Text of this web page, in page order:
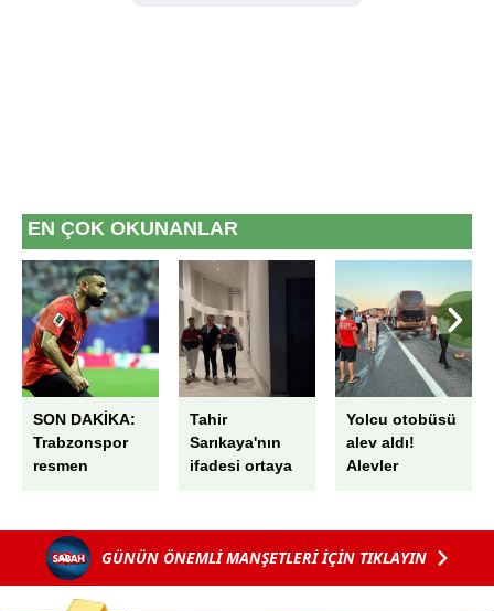
EN ÇOK OKUNANLAR
SON DAKİKA:
Trabzonspor
resmen
Salah transferi
sonrası
Ertuğrul
Doğan'dan ilk
Tahir
Sarıkaya'nın
ifadesi ortaya
trafiğine “PR
ve reklam”
Yolcu otobüsü
alev aldı!
Alevler
GÜNÜN ÖNEMLİ MANŞETLERİ İÇİN TIKLAYIN